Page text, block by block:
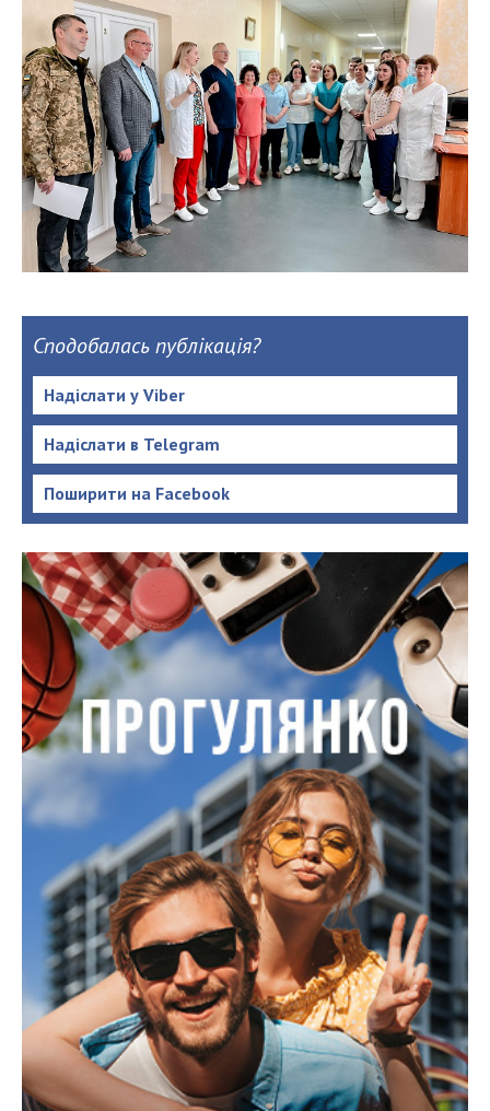
Сподобалась публікація?
Надіслати у Viber
Надіслати в Telegram
Поширити на Facebook